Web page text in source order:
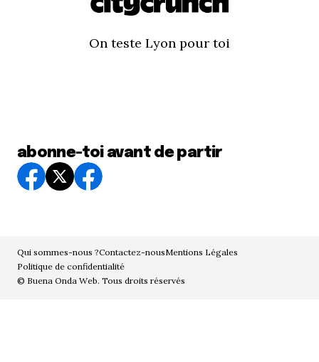
On teste Lyon pour toi
abonne-toi avant de partir
Qui sommes-nous ?Contactez-nousMentions Légales
Politique de confidentialité
© Buena Onda Web. Tous droits réservés